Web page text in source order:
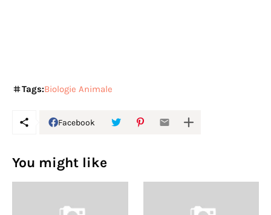
Tags:Biologie Animale
Facebook
You might like